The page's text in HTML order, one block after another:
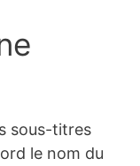
sous-titres
le nom du